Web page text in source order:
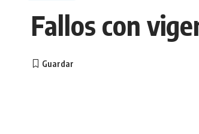
Fallos con